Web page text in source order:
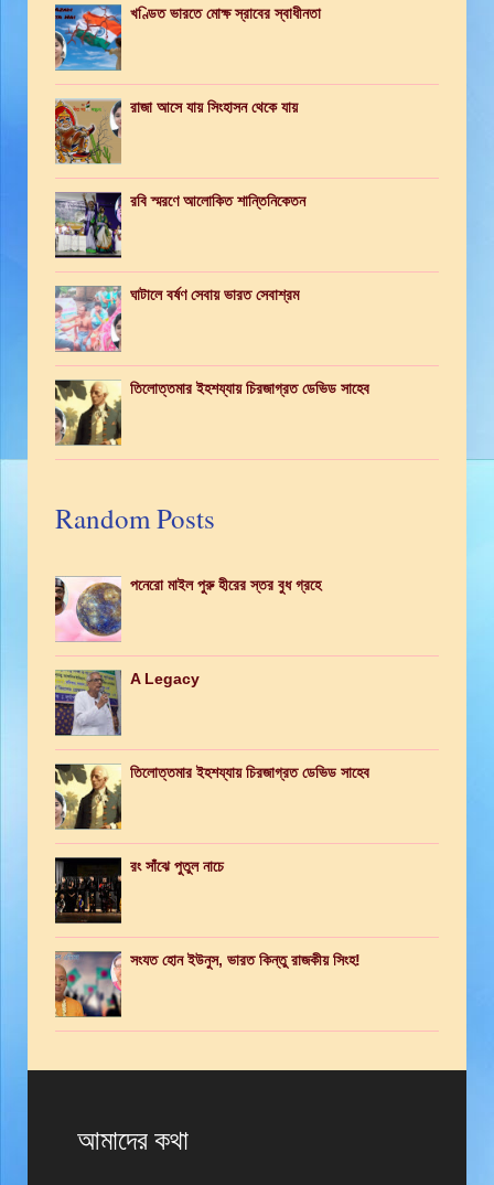
খণ্ডিত ভারতে মোক্ষ স্রাবের স্বাধীনতা
রাজা আসে যায় সিংহাসন থেকে যায়
রবি স্মরণে আলোকিত শান্তিনিকেতন
ঘাটালে বর্ষণ সেবায় ভারত সেবাশ্রম
তিলোত্তমার ইহশয্যায় চিরজাগ্রত ডেভিড সাহেব
Random Posts
পনেরো মাইল পুরু হীরের স্তর বুধ গ্রহে
A Legacy
তিলোত্তমার ইহশয্যায় চিরজাগ্রত ডেভিড সাহেব
রং সাঁঝে পুতুল নাচে
সংযত হোন ইউনুস, ভারত কিন্তু রাজকীয় সিংহ!
আমাদের কথা